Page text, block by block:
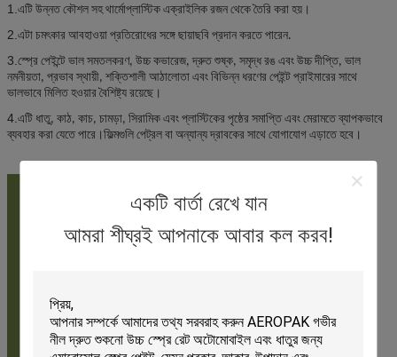
একটি বার্তা রেখে যান
আমরা শীঘ্রই আপনাকে আবার কল করব!
1. এটি উন্নত কৌশল সহ থার্মোপ্লাস্টিক এক্রাইলিক রজন থেকে তৈরি করা হয়।
2. এটা চমৎকার আবহাওয়া প্রতিরোধের সঙ্গে ছায়াছবি প্রদান করতে পারেন.
3. স্প্রে পেইন্টে ভাল সমতলকরণ, উচ্চ কভারেজ, দ্রুত শুষ্ক, সমৃদ্ধ রঙ এবং উচ্চ দীপ্তি, ভাল
নমনীয়তা, প্রভাব স্থায়ী, শক্তিশালী আঠালোতা এবং বিভিন্ন ধরণের পেইন্ট প্রাইমারের সাথে
ভালভাবে মিলিত হওয়ার বৈশিষ্ট্য রয়েছে।
4. এটি ধাতু, কাঠ, কাচ, চামড়া, সিরামিক এবং প্লাস্টিকের পৃষ্ঠের সমাপ্তি এবং মেরামতে ব্যাপকভাবে
ব্যবহার করা যেতে পারে।ফিল্মগুলি পেট্রল বা অন্যান্য দ্রাবকের সাথে যোগাযোগ এড়াতে হবে।